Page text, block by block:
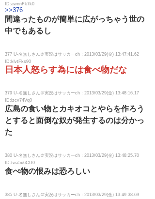
ID:awnnFk7k0
>>376
間違ったものが簡単に広がっちゃう世の
中でもあるし
377 U-名無しさん＠実況はサッカーch：2013/03/29(金) 13:47:41.62
ID:klvtFks90
日本人怒らす為には食べ物だな
379 U-名無しさん＠実況はサッカーch：2013/03/29(金) 13:48:16.17
ID:lzcv74Vq0
広島の食い物とカキオコとやらを作ろう
とすると面倒な奴が発生するのは分かっ
た
380 U-名無しさん＠実況はサッカーch：2013/03/29(金) 13:48:25.70
ID:twa5x6CU0
食べ物の恨みは恐ろしい
385 U-名無しさん＠実況はサッカーch：2013/03/29(金) 13:49:38.69